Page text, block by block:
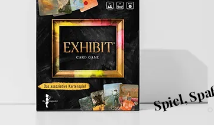
Leonardo da Vinci - Johannes der
Spiel,